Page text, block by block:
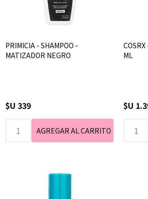
PRIMICIA - SHAMPOO -
MATIZADOR NEGRO
$U 339
ML
$U